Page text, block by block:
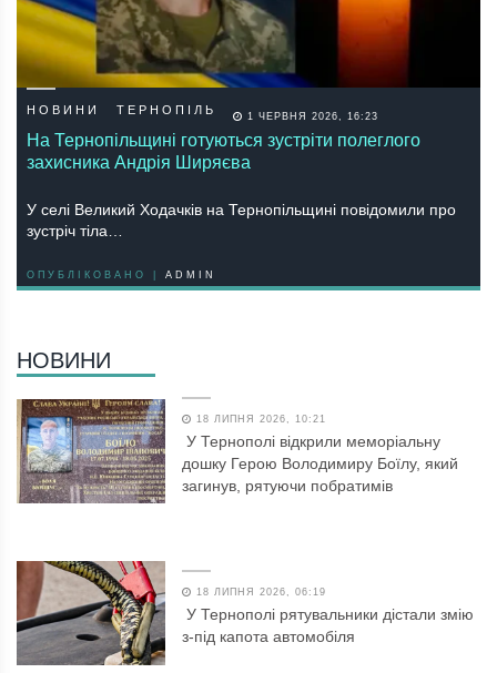
НОВИНИ ТЕРНОПІЛЬ 1 ЧЕРВНЯ 2026, 16:23
На Тернопільщині готуються зустріти полеглого
захисника Андрія Ширяєва
У селі Великий Ходачків на Тернопільщині повідомили про
зустріч тіла…
ОПУБЛІКОВАНО | ADMIN
НОВИНИ
18 ЛИПНЯ 2026, 10:21
У Тернополі відкрили меморіальну
дошку Герою Володимиру Боїлу, який
загинув, рятуючи побратимів
18 ЛИПНЯ 2026, 06:19
У Тернополі рятувальники дістали змію
з-під капота автомобіля